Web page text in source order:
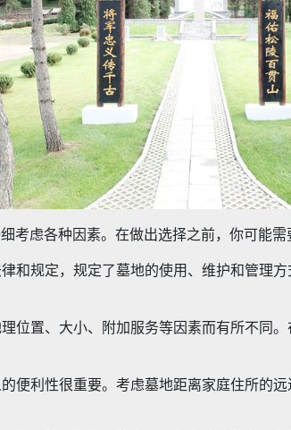
考虑各种因素。在做出选择之前，你可能需
和规定，规定了墓地的使用、维护和管理
位置、大小、附加服务等因素而有所不同
便利性很重要。考虑墓地距离家庭住所的